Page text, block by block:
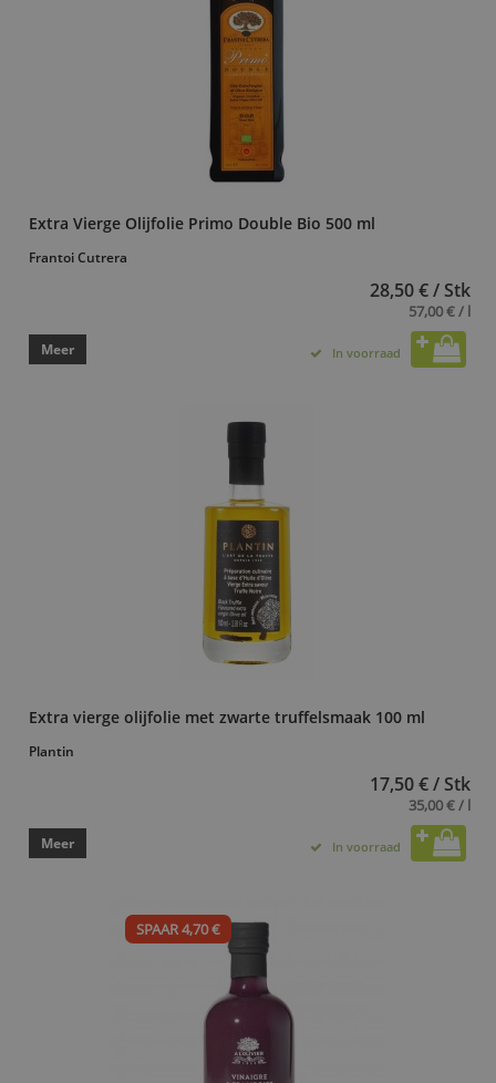
Extra Vierge Olijfolie Primo Double Bio 500 ml
Frantoi Cutrera
28,50 € / Stk
57,00 € / l
Meer In voorraad
Extra vierge olijfolie met zwarte truffelsmaak 100 ml
Plantin
17,50 € / Stk
35,00 € / l
Meer In voorraad
SPAAR 4,70 €